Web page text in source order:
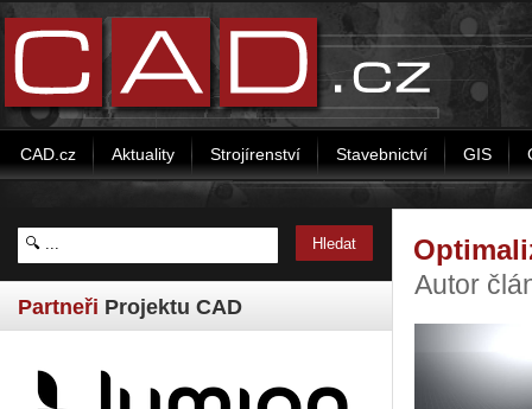
CAD.cz Aktuality Strojírenství Stavebnictví GIS
Partneři Projektu CAD
Autor